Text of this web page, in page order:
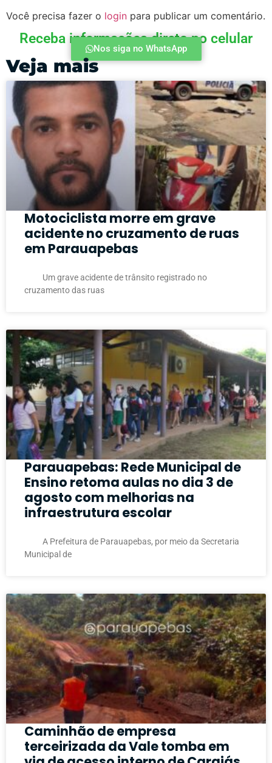
Você precisa fazer o login para publicar um comentário.
Receba informações direto no celular
Nos siga no WhatsApp
Veja mais
Motociclista morre em grave
acidente no cruzamento de ruas
em Parauapebas
Um grave acidente de trânsito registrado no
cruzamento das ruas
Parauapebas: Rede Municipal de
Ensino retoma aulas no dia 3 de
agosto com melhorias na
infraestrutura escolar
A Prefeitura de Parauapebas, por meio da Secretaria
Municipal de
Caminhão de empresa
terceirizada da Vale tomba em